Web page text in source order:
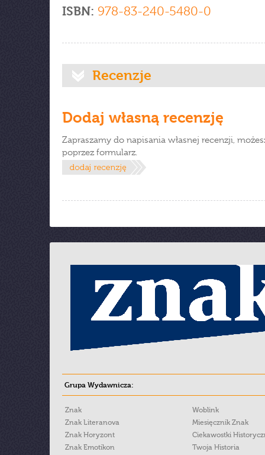
ISBN: 978-83-240-5480-0
Recenzje
Dodaj własną recenzję
Zapraszamy do napisania własnej recenzji,
poprzez formularz.
Grupa Wydawnicza:
Znak
Znak Literanova
Znak Horyzont
Znak Emotikon
Woblink
Miesięcznik Znak
Ciekawostki
Twoja Historia